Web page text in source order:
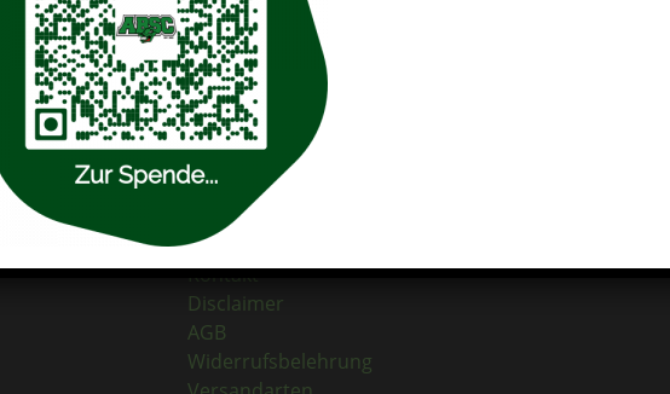
RECHTLICHES
Impressum
Datenschutzerklärung
Kontakt
Disclaimer
AGB
Widerrufsbelehrung